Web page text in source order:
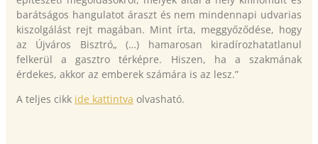
barátságos hangulatot áraszt és nem mindennapi udvarias
kiszolgálást rejt magában. Mint írta, meggyőződése, hogy
az Újváros Bisztró„ (…) hamarosan kiradírozhatatlanul
felkerül a gasztro térképre. Hiszen, ha a szakmának
érdekes, akkor az emberek számára is az lesz.”
A teljes cikk ide kattintva olvasható.